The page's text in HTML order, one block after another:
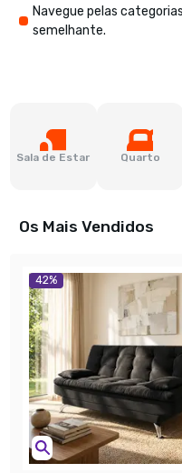
Navegue pelas
semelhante.
Sala de Estar Quarto
Os Mais Vendidos
42%